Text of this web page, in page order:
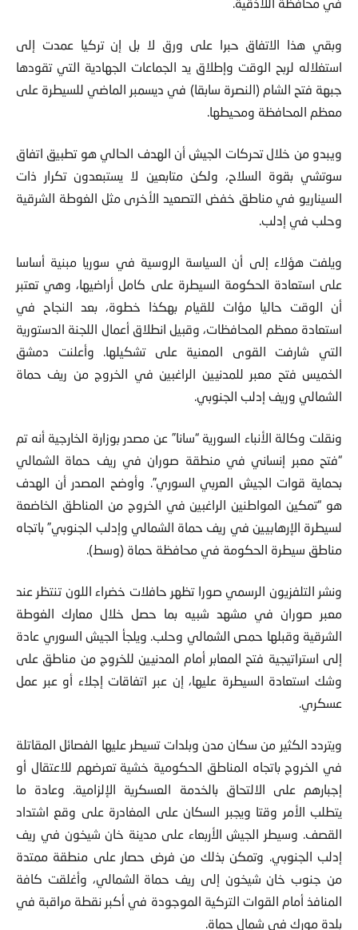
وبقي هذا الاتفاق حبرا على ورق لا بل إن تركيا عمدت إلى
استغلاله لربح الوقت وإطلاق يد الجماعات الجهادية التي تقودها
جبهة فتح الشام (النصرة سابقا) في ديسمبر الماضي للسيطرة على
معظم المحافظة ومحيطها.
ويبدو من خلال تحركات الجيش أن الهدف الحالي هو تطبيق اتفاق
سوتشي بقوة السلاح، ولكن متابعين لا يستبعدون تكرار ذات
السيناريو في مناطق خفض التصعيد الأخرى مثل الغوطة الشرقية
وحلب في إدلب.
ويلفت هؤلاء إلى أن السياسة الروسية في سوريا مبنية أساسا
على استعادة الحكومة السيطرة على كامل أراضيها، وهي تعتبر
أن الوقت حاليا مؤات للقيام بهكذا خطوة، بعد النجاح في
استعادة معظم المحافظات، وقبيل انطلاق أعمال اللجنة الدستورية
التي شارفت القوى المعنية على تشكيلها. وأعلنت دمشق
الخميس فتح معبر للمدنيين الراغبين في الخروج من ريف حماة
الشمالي وريف إدلب الجنوبي.
ونقلت وكالة الأنباء السورية “سانا” عن مصدر بوزارة الخارجية أنه تم
“فتح معبر إنساني في منطقة صوران في ريف حماة الشمالي
بحماية قوات الجيش العربي السوري”. وأوضح المصدر أن الهدف
هو “تمكين المواطنين الراغبين في الخروج من المناطق الخاضعة
لسيطرة الإرهابيين في ريف حماة الشمالي وإدلب الجنوبي” باتجاه
مناطق سيطرة الحكومة في محافظة حماة (وسط).
ونشر التلفزيون الرسمي صورا تظهر حافلات خضراء اللون تنتظر عند
معبر صوران في مشهد شبيه بما حصل خلال معارك الغوطة
الشرقية وقبلها حمص الشمالي وحلب. ويلجأ الجيش السوري عادة
إلى استراتيجية فتح المعابر أمام المدنيين للخروج من مناطق على
وشك استعادة السيطرة عليها، إن عبر اتفاقات إجلاء أو عبر عمل
عسكري.
ويتردد الكثير من سكان مدن وبلدات تسيطر عليها الفصائل المقاتلة
في الخروج باتجاه المناطق الحكومية خشية تعرضهم للاعتقال أو
إجبارهم على الالتحاق بالخدمة العسكرية الإلزامية. وعادة ما
يتطلب الأمر وقتا ويجبر السكان على المغادرة على وقع اشتداد
القصف. وسيطر الجيش الأربعاء على مدينة خان شيخون في ريف
إدلب الجنوبي. وتمكن بذلك من فرض حصار على منطقة ممتدة
من جنوب خان شيخون إلى ريف حماة الشمالي، وأغلقت كافة
المنافذ أمام القوات التركية الموجودة في أكبر نقطة مراقبة في
بلدة مورك في شمال حماة.